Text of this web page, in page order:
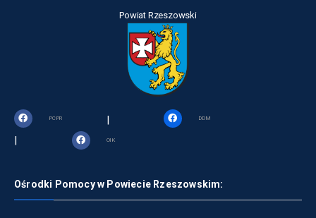
Powiat Rzeszowski
PCPR | DDM
| OIK
Ośrodki Pomocy w Powiecie Rzeszowskim: